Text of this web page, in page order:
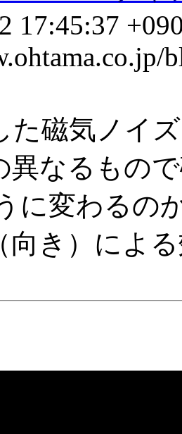
17:45:37
た磁気ノイ
異なるもの
に変わるの
向き）によ